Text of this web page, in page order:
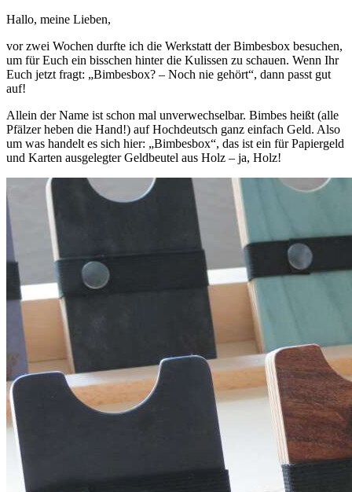
Hallo, meine Lieben,
vor zwei Wochen durfte ich die Werkstatt der Bimbesbox besuchen,
um für Euch ein bisschen hinter die Kulissen zu schauen. Wenn Ihr
Euch jetzt fragt: „Bimbesbox? – Noch nie gehört“, dann passt gut
auf!
Allein der Name ist schon mal unverwechselbar. Bimbes heißt (alle
Pfälzer heben die Hand!) auf Hochdeutsch ganz einfach Geld. Also
um was handelt es sich hier: „Bimbesbox“, das ist ein für Papiergeld
und Karten ausgelegter Geldbeutel aus Holz – ja, Holz!